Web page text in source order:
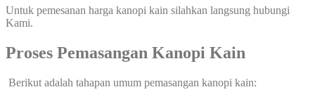
Untuk pemesanan harga kanopi kain silahkan langsung hubungi
Kami.
Proses Pemasangan Kanopi Kain
Berikut adalah tahapan umum pemasangan kanopi kain: